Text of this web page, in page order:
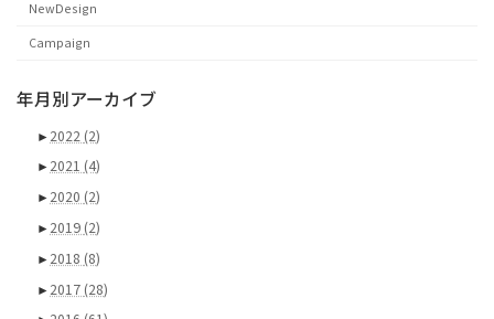
NewDesign
Campaign
年月別アーカイブ
►2022 (2)
►2021 (4)
►2020 (2)
►2019 (2)
►2018 (8)
►2017 (28)